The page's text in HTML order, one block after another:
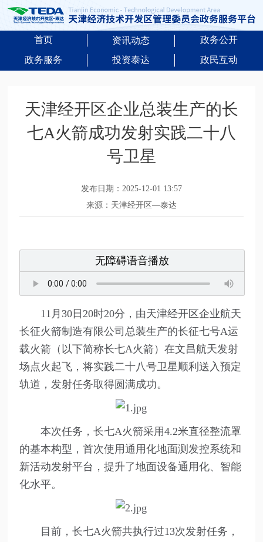
首页 资讯动态
政务公开
政务服务
投资泰达 政民互动
天津经开区企业总装生产的长
七A火箭成功发射实践二十八
号卫星
发布日期：2025-12-01 13:57
来源：天津经开区—泰达
无障碍语音播放
11月30日20时20分，由天津经开区企业航天
长征火箭制造有限公司总装生产的长征七号A运
载火箭（以下简称长七A火箭）在文昌航天发射
场点火起飞，将实践二十八号卫星顺利送入预定
轨道，发射任务取得圆满成功。
本次任务，长七A火箭采用4.2米直径整流罩
的基本构型，首次使用通用化地面测发控系统和
新活动发射平台，提升了地面设备通用化、智能
化水平。
目前，长七A火箭共执行过13次发射任务，